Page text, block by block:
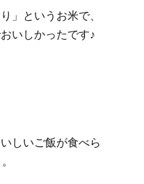
」というお米で、
いしかったです♪
しいご飯が食べら
。